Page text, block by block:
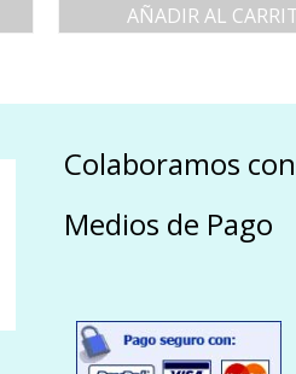
AÑADIR AL
Colaboramos con
Medios de Pago